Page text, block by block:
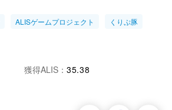
ALISゲームプロジェクト くりぷ豚
獲得ALIS： 35.38